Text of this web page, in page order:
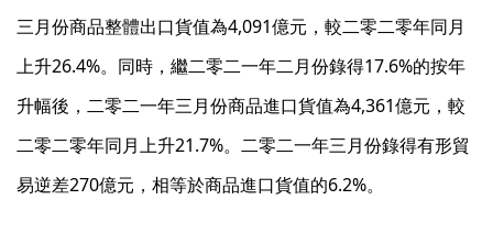
三月份商品整體出口貨值為4,091億元，較二零二零年同月
上升26.4%。同時，繼二零二一年二月份錄得17.6%的按年
升幅後，二零二一年三月份商品進口貨值為4,361億元，較
二零二零年同月上升21.7%。二零二一年三月份錄得有形貿
易逆差270億元，相等於商品進口貨值的6.2%。